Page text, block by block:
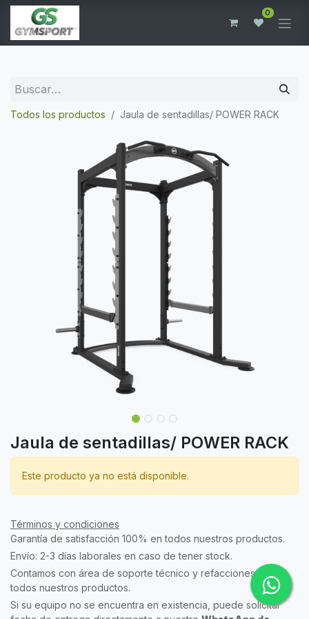
0
Todos los productos Jaula de sentadillas/ POWER RACK
Jaula de sentadillas/ POWER RACK
Este producto ya no está disponible.
Términos y condiciones
Garantía de satisfacción 100% en todos nuestros productos.
Envío: 2-3 días laborales en caso de tener stock.
Contamos con área de soporte técnico y refacciones para
todos nuestros productos.
Si su equipo no se encuentra en existencia, puede solicitar